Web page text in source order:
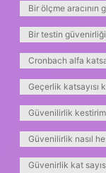
Bir ölçme aracının
Bir testin güvenirliği
Cronbach alfa
Geçerlik katsayısı
Güvenilirlik
Güvenilirlik nasıl
Güvenirlik kat